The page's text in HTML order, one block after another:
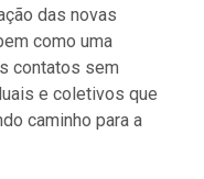
das novas
como uma
contatos sem
e coletivos que
caminho para a